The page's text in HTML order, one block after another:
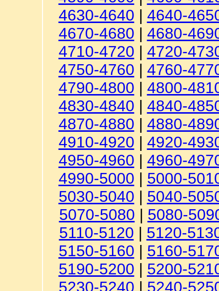
4630-4640 | 4640-
4670-4680 | 4680-
4710-4720 | 4720-
4750-4760 | 4760-
4790-4800 | 4800-
4830-4840 | 4840-
4870-4880 | 4880-
4910-4920 | 4920-
4950-4960 | 4960-
4990-5000 | 5000-
5030-5040 | 5040-
5070-5080 | 5080-
5110-5120 | 5120-
5150-5160 | 5160-
5190-5200 | 5200-
5230-5240 | 5240-